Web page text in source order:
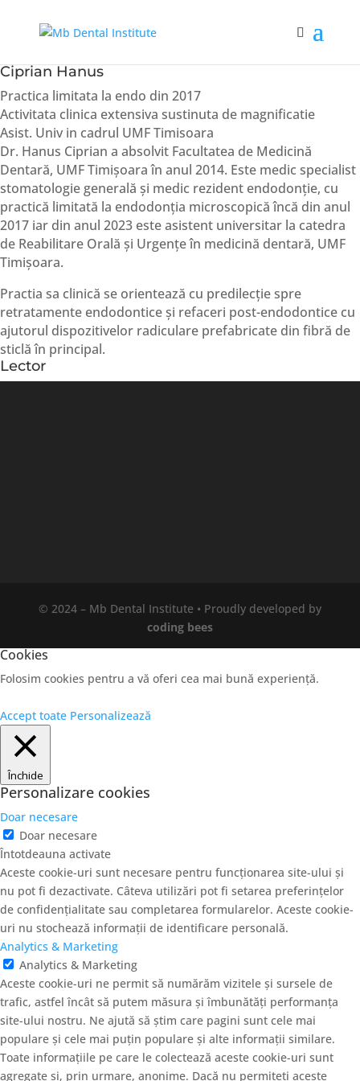
Ciprian Hanus
Practica limitata la endo din 2017
Activitata clinica extensiva sustinuta de magnificatie
Asist. Univ in cadrul UMF Timisoara
Dr. Hanus Ciprian a absolvit Facultatea de Medicină
Dentară, UMF Timișoara în anul 2014. Este medic specialist
stomatologie generală și medic rezident endodonție, cu
practică limitată la endodonția microscopică încă din anul
2017 iar din anul 2023 este asistent universitar la catedra
de Reabilitare Orală și Urgențe în medicină dentară, UMF
Timișoara.
Practia sa clinică se orientează cu predilecție spre
retratamente endodontice și refaceri post-endodontice cu
ajutorul dispozitivelor radiculare prefabricate din fibră de
sticlă în principal.
Lector
© 2024 – Mb Dental Institute • Proudly developed by
coding bees
Cookies
Folosim cookies pentru a vă oferi cea mai bună experiență.
Accept toate Personalizează
Închide
Personalizare cookies
Doar necesare
Doar necesare
Întotdeauna activate
Aceste cookie-uri sunt necesare pentru funcționarea site-ului și
nu pot fi dezactivate. Câteva utilizări pot fi setarea preferințelor
de confidențialitate sau completarea formularelor. Aceste cookie-
uri nu stochează informații de identificare personală.
Analytics & Marketing
Analytics & Marketing
Aceste cookie-uri ne permit să numărăm vizitele și sursele de
trafic, astfel încât să putem măsura și îmbunătăți performanța
site-ului nostru. Ne ajută să știm care pagini sunt cele mai
populare și cele mai puțin populare și alte informații similare.
Toate informațiile pe care le colectează aceste cookie-uri sunt
agregate și, prin urmare, anonime. Dacă nu permiteți aceste